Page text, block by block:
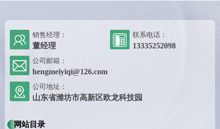
销售经理：
董经理
联系电话：
13335252098
公司邮箱：
hengmeiyiqi@126.com
公司地址：
山东省潍坊市高新区欧龙科技园
网站目录